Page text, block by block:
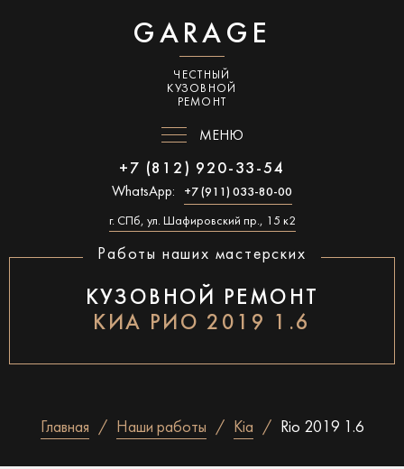
GARAGE
ЧЕСТНЫЙ
КУЗОВНОЙ
РЕМОНТ
МЕНЮ
+7 (812) 920-33-54
WhatsApp: +7 (911) 033-80-00
г. СПб, ул. Шафировский пр., 15 к2
Работы наших мастерских
КУЗОВНОЙ РЕМОНТ
КИА РИО 2019 1.6
Главная Наши работы Kia Rio 2019 1.6